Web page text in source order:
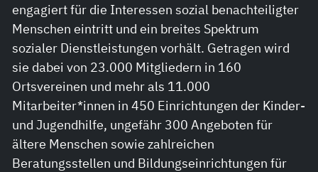
engagiert für die Interessen sozial benachteiligter
Menschen eintritt und ein breites Spektrum
sozialer Dienstleistungen vorhält. Getragen wird
sie dabei von 23.000 Mitgliedern in 160
Ortsvereinen und mehr als 11.000
Mitarbeiter*innen in 450 Einrichtungen der Kinder-
und Jugendhilfe, ungefähr 300 Angeboten für
ältere Menschen sowie zahlreichen
Beratungsstellen und Bildungseinrichtungen für